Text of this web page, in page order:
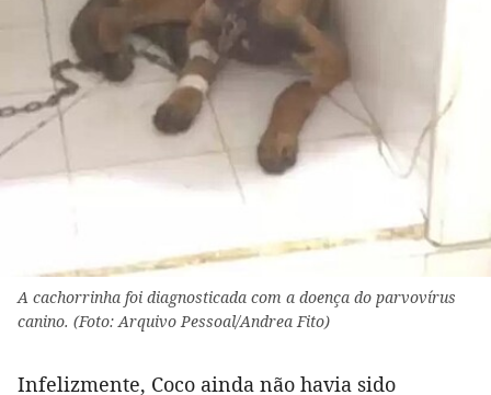
A cachorrinha foi diagnosticada com a doença do parvovírus
canino. (Foto: Arquivo Pessoal/Andrea Fito)
Infelizmente, Coco ainda não havia sido